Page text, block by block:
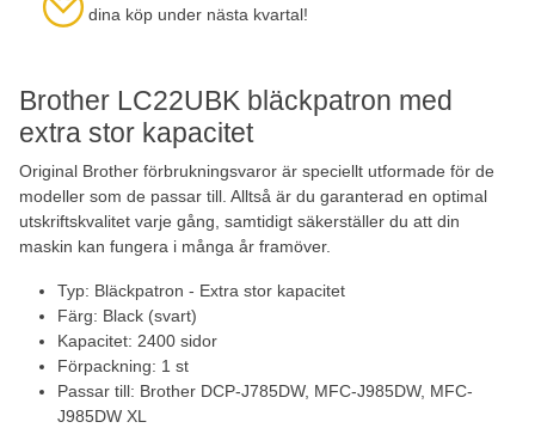
Brother LC22UBK bläckpatron med
extra stor kapacitet
Original Brother förbrukningsvaror är speciellt utformade för de
modeller som de passar till. Alltså är du garanterad en optimal
utskriftskvalitet varje gång, samtidigt säkerställer du att din
maskin kan fungera i många år framöver.
Typ: Bläckpatron - Extra stor kapacitet
Färg: Black (svart)
Kapacitet: 2400 sidor
Förpackning: 1 st
Passar till: Brother DCP-J785DW, MFC-J985DW, MFC-
J985DW XL
dina köp under nästa kvartal!